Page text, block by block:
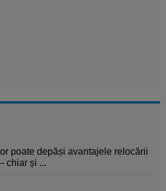
poate depăși avantajele relocării
chiar și ...